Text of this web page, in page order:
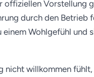
offiziellen Vorstellung
durch den
einem Wohlgefühl und
nicht willkommen